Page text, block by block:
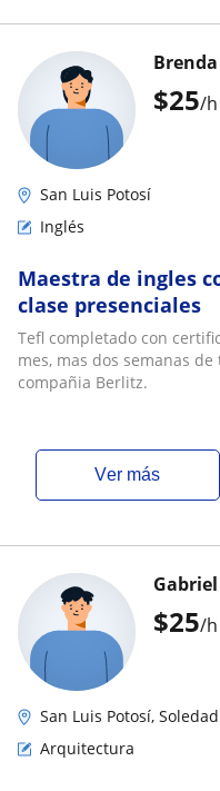
$25/h
San Luis Potosí
Inglés
Maestra de ingles
clase presenciales
Tefl completado con
mes, mas dos semanas
compañia Berlitz.
ver más
$25/h
Gabriel
San Luis Potosí,
Arquitectura